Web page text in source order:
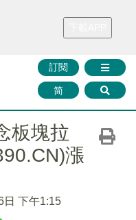
財華證券 媒體矩陣
訂閱
简
板塊拉
漲
日 下午1:15